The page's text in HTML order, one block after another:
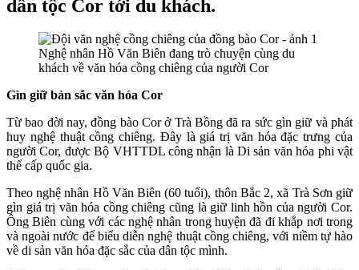
dân tộc Cor tới du khách.
Nghệ nhân Hồ Văn Biên đang trò chuyện cùng du
khách về văn hóa cồng chiêng của người Cor
Gìn giữ bản sắc văn hóa Cor
Từ bao đời nay, đồng bào Cor ở Trà Bồng đã ra sức gìn giữ và phát
huy nghệ thuật cồng chiêng. Đây là giá trị văn hóa đặc trưng của
người Cor, được Bộ VHTTDL công nhận là Di sản văn hóa phi vật
thể cấp quốc gia.
Theo nghệ nhân Hồ Văn Biên (60 tuổi), thôn Bắc 2, xã Trà Sơn giữ
gìn giá trị văn hóa cồng chiêng cũng là giữ linh hồn của người Cor.
Ông Biên cùng với các nghệ nhân trong huyện đã đi khắp nơi trong
và ngoài nước để biểu diễn nghệ thuật cồng chiêng, với niềm tự hào
về di sản văn hóa đặc sắc của dân tộc mình.